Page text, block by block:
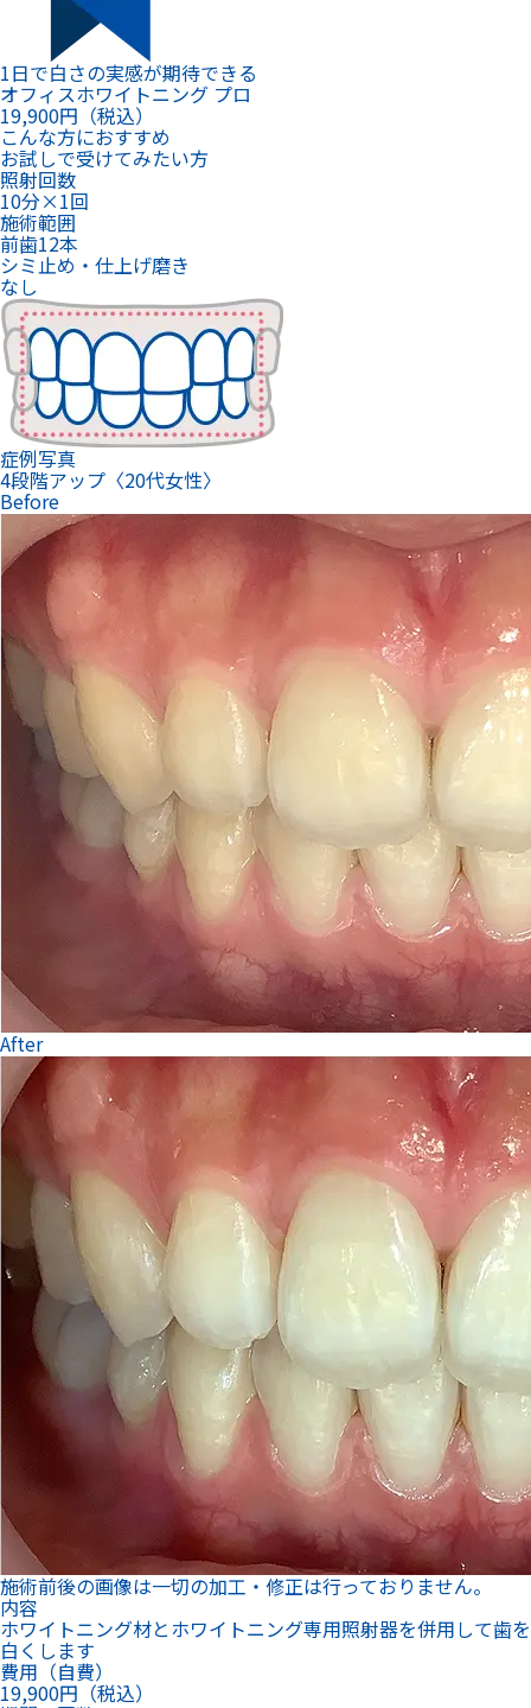
1日で白さの実感が期待できる
オフィスホワイトニング プロ
19,900円（税込）
こんな方におすすめ
お試しで受けてみたい方
照射回数
10分×1回
施術範囲
前歯12本
シミ止め・仕上げ磨き
なし
症例写真
4段階アップ〈20代女性〉
Before
After
施術前後の画像は一切の加工・修正は行っておりません。
内容
ホワイトニング材とホワイトニング専用照射器を併用して歯を
白くします
費用（自費）
19,900円（税込）